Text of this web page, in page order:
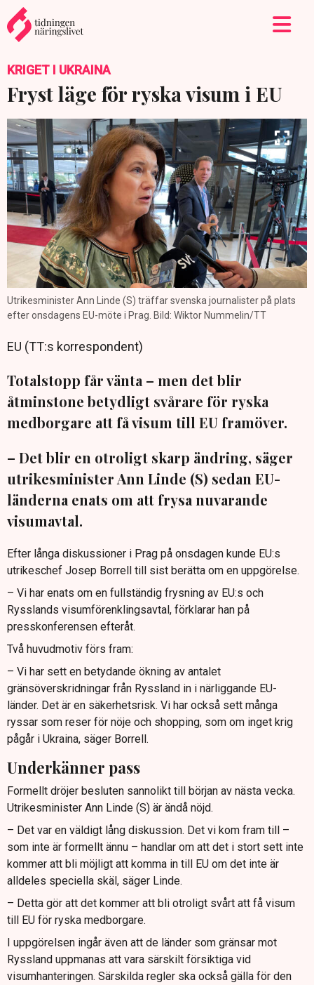
KRIGET I UKRAINA
Fryst läge för ryska visum i EU
Utrikesminister Ann Linde (S) träffar svenska journalister på plats
efter onsdagens EU-möte i Prag. Bild: Wiktor Nummelin/TT
EU (TT:s korrespondent)
Totalstopp får vänta – men det blir
åtminstone betydligt svårare för ryska
medborgare att få visum till EU framöver.
– Det blir en otroligt skarp ändring, säger
utrikesminister Ann Linde (S) sedan EU-
länderna enats om att frysa nuvarande
visumavtal.
Efter långa diskussioner i Prag på onsdagen kunde EU:s
utrikeschef Josep Borrell till sist berätta om en uppgörelse.
– Vi har enats om en fullständig frysning av EU:s och
Rysslands visumförenklingsavtal, förklarar han på
presskonferensen efteråt.
Två huvudmotiv förs fram:
– Vi har sett en betydande ökning av antalet
gränsöverskridningar från Ryssland in i närliggande EU-
länder. Det är en säkerhetsrisk. Vi har också sett många
ryssar som reser för nöje och shopping, som om inget krig
pågår i Ukraina, säger Borrell.
Underkänner pass
Formellt dröjer besluten sannolikt till början av nästa vecka.
Utrikesminister Ann Linde (S) är ändå nöjd.
– Det var en väldigt lång diskussion. Det vi kom fram till –
som inte är formellt ännu – handlar om att det i stort sett inte
kommer att bli möjligt att komma in till EU om det inte är
alldeles speciella skäl, säger Linde.
– Detta gör att det kommer att bli otroligt svårt att få visum
till EU för ryska medborgare.
I uppgörelsen ingår även att de länder som gränsar mot
Ryssland uppmanas att vara särskilt försiktiga vid
visumhanteringen. Särskilda regler ska också gälla för den